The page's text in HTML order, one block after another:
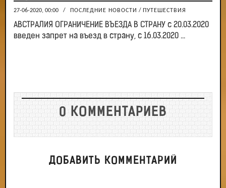
27-06-2020, 00:00 / ПОСЛЕДНИЕ НОВОСТИ / ПУТЕШЕСТВИЯ
АВСТРАЛИЯ ОГРАНИЧЕНИЕ ВЪЕЗДА В СТРАНУ с 20.03.2020
введен запрет на въезд в страну, с 16.03.2020 ...
0 КОММЕНТАРИЕВ
ДОБАВИТЬ КОММЕНТАРИЙ